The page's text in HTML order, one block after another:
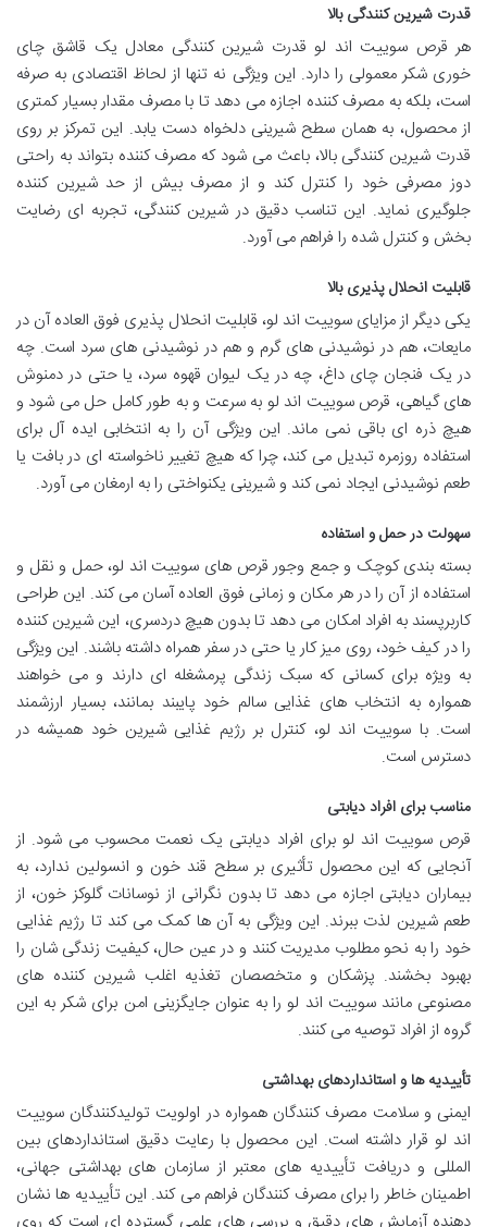
قدرت شیرین کنندگی بالا
هر قرص سوییت اند لو قدرت شیرین کنندگی معادل یک قاشق چای
خوری شکر معمولی را دارد. این ویژگی نه تنها از لحاظ اقتصادی به صرفه
است، بلکه به مصرف کننده اجازه می دهد تا با مصرف مقدار بسیار کمتری
از محصول، به همان سطح شیرینی دلخواه دست یابد. این تمرکز بر روی
قدرت شیرین کنندگی بالا، باعث می شود که مصرف کننده بتواند به راحتی
دوز مصرفی خود را کنترل کند و از مصرف بیش از حد شیرین کننده
جلوگیری نماید. این تناسب دقیق در شیرین کنندگی، تجربه ای رضایت
بخش و کنترل شده را فراهم می آورد.
قابلیت انحلال پذیری بالا
یکی دیگر از مزایای سوییت اند لو، قابلیت انحلال پذیری فوق العاده آن در
مایعات، هم در نوشیدنی های گرم و هم در نوشیدنی های سرد است. چه
در یک فنجان چای داغ، چه در یک لیوان قهوه سرد، یا حتی در دمنوش
های گیاهی، قرص سوییت اند لو به سرعت و به طور کامل حل می شود و
هیچ ذره ای باقی نمی ماند. این ویژگی آن را به انتخابی ایده آل برای
استفاده روزمره تبدیل می کند، چرا که هیچ تغییر ناخواسته ای در بافت یا
طعم نوشیدنی ایجاد نمی کند و شیرینی یکنواختی را به ارمغان می آورد.
سهولت در حمل و استفاده
بسته بندی کوچک و جمع وجور قرص های سوییت اند لو، حمل و نقل و
استفاده از آن را در هر مکان و زمانی فوق العاده آسان می کند. این طراحی
کاربرپسند به افراد امکان می دهد تا بدون هیچ دردسری، این شیرین کننده
را در کیف خود، روی میز کار یا حتی در سفر همراه داشته باشند. این ویژگی
به ویژه برای کسانی که سبک زندگی پرمشغله ای دارند و می خواهند
همواره به انتخاب های غذایی سالم خود پایبند بمانند، بسیار ارزشمند
است. با سوییت اند لو، کنترل بر رژیم غذایی شیرین خود همیشه در
دسترس است.
مناسب برای افراد دیابتی
قرص سوییت اند لو برای افراد دیابتی یک نعمت محسوب می شود. از
آنجایی که این محصول تأثیری بر سطح قند خون و انسولین ندارد، به
بیماران دیابتی اجازه می دهد تا بدون نگرانی از نوسانات گلوکز خون، از
طعم شیرین لذت ببرند. این ویژگی به آن ها کمک می کند تا رژیم غذایی
خود را به نحو مطلوب مدیریت کنند و در عین حال، کیفیت زندگی شان را
بهبود بخشند. پزشکان و متخصصان تغذیه اغلب شیرین کننده های
مصنوعی مانند سوییت اند لو را به عنوان جایگزینی امن برای شکر به این
گروه از افراد توصیه می کنند.
تأییدیه ها و استانداردهای بهداشتی
ایمنی و سلامت مصرف کنندگان همواره در اولویت تولیدکنندگان سوییت
اند لو قرار داشته است. این محصول با رعایت دقیق استانداردهای بین
المللی و دریافت تأییدیه های معتبر از سازمان های بهداشتی جهانی،
اطمینان خاطر را برای مصرف کنندگان فراهم می کند. این تأییدیه ها نشان